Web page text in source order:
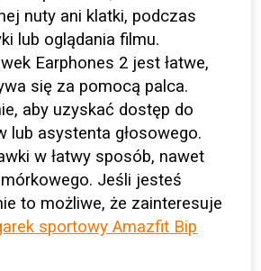
nuty ani klatki, podczas
lub oglądania filmu.
Earphones 2 jest łatwe,
się za pomocą palca.
aby uzyskać dostęp do
lub asystenta głosowego.
w łatwy sposób, nawet
Jeśli jesteś
to możliwe, że zainteresuje
sportowy Amazfit Bip